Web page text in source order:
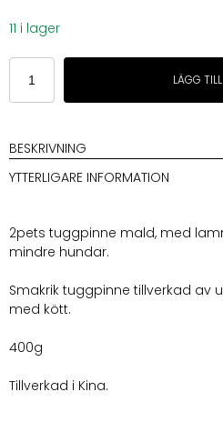
11 i lager
2pets
Tuggpinne
mald,
lamm
12cm
30-
LÄGG
BESKRIVNING
YTTERLIGARE INFORMATION
2pets tuggpinne mald, med
mindre hundar.
Smakrik tuggpinne tillverkad av
med kött.
400g
Tillverkad i Kina.